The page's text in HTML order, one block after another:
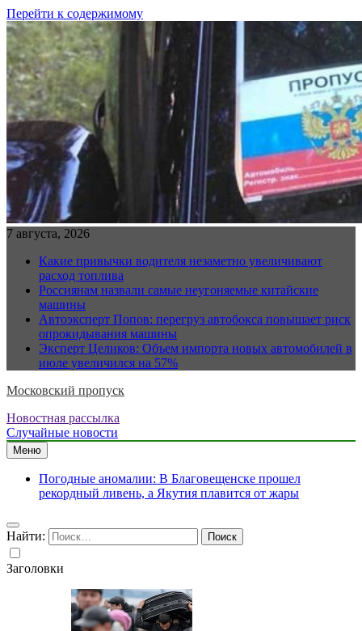
Перейти к содержимому
7 августа, 2026
Какие привычки водителя незаметно увеличивают
расход топлива
Россиянам назвали самые неугоняемые китайские
машины
Автоэксперт Попов: перегруз автобокса повышает риск
опрокидывания машины
Эксперт Целиков: Объем импорта новых автомобилей в
июле увеличился на 57%
Московский пропуск
Новостная рассылка
Случайные новости
Меню
Погодные аномалии: В Благовещенске прошел
рекордный ливень, а Якутия плавится от жары
Найти:
Заголовки